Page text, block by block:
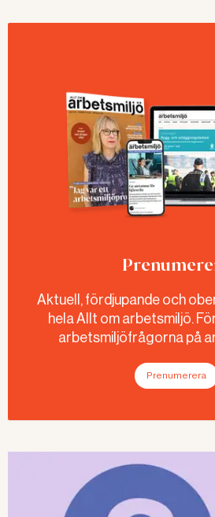
Aktuell, fördjupande och
hela Allt om arbetsmiljö.
arbetsmiljöfrågorna på
Prenumerera